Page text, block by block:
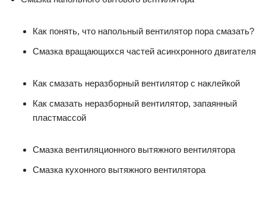
Как понять, что напольный вентилятор пора смазать?
Смазка вращающихся частей асинхронного двигателя
Как смазать неразборный вентилятор с наклейкой
Как смазать неразборный вентилятор, запаянный
пластмассой
Смазка вентиляционного вытяжного вентилятора
Смазка кухонного вытяжного вентилятора